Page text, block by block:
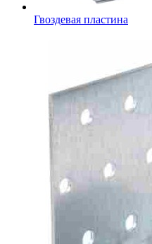
Гвоздевая пластина